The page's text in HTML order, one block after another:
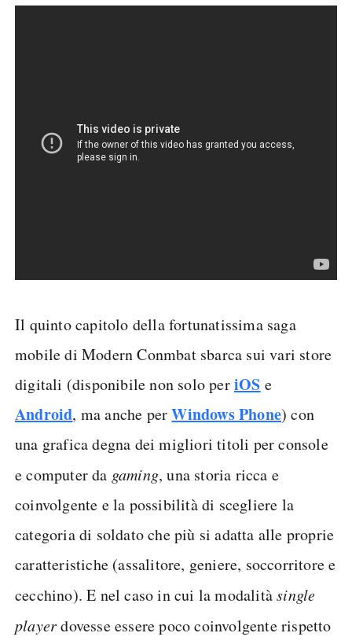
Il quinto capitolo della fortunatissima saga
mobile di Modern Conmbat sbarca sui vari store
digitali (disponibile non solo periOS e
Android, ma anche perWindows Phone) con
una grafica degna dei migliori titoli per console
e computer da gaming, una storia ricca e
coinvolgente e la possibilità di scegliere la
categoria di soldato che più si adatta alle proprie
caratteristiche (assalitore, geniere, soccorritore e
cecchino). E nel caso in cui la modalitàsingle
playerdovesse essere poco coinvolgente rispetto